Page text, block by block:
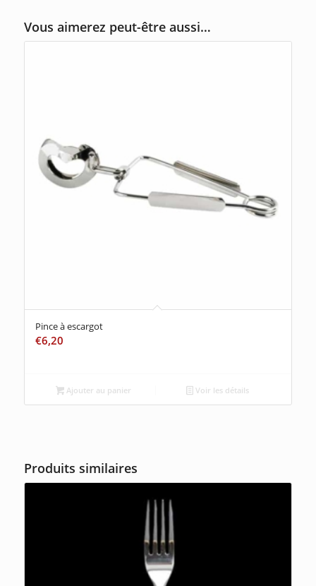
Vous aimerez peut-être aussi…
Pince à escargot
€6,20
Ajouter au panier Voir les détails
Produits similaires